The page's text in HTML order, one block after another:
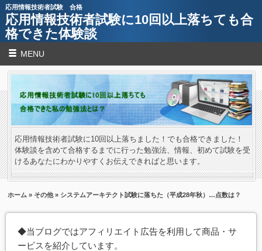
応用情報技術者試験 合格
応用情報技術者試験に10回以上落ちても合
格できた体験談
MENU
応用情報技術者試験に10回以上落ちました！でも合格できました！
体験談を含めて合格するまでに行った勉強法、情報、初めて試験を受
けるあなたにわかりやすくお伝えできればと思います。
ホーム » その他» システムアーキテクト試験に落ちた（平成28年秋）…点数は？
◆当ブログではアフィリエイト広告を利用して商品・サ
ービスを紹介しています。